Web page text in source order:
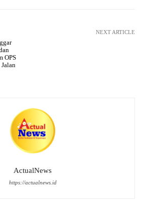
OPS
NEXT ARTICLE
ActualNews
https://actualnews.id